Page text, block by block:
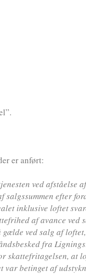
er anført:
ved afståelse
salgssummen efter
inklusive loftet
af avance ved
ved salg af
fra
skattefritagelsen, at
betinget af